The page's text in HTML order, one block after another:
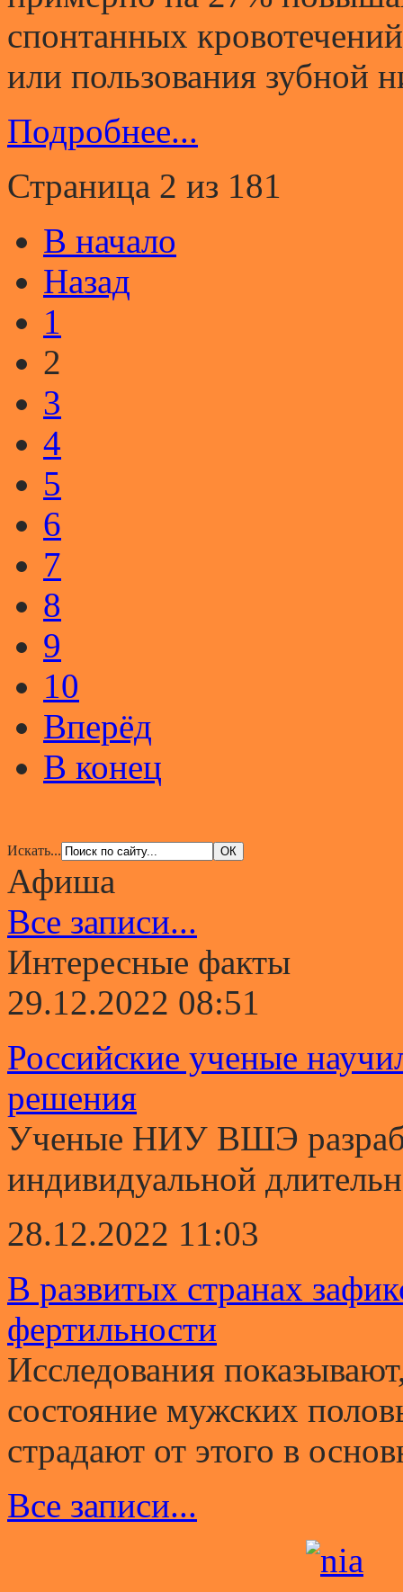
спонтанных
или пользования зубной
Подробнее...
Страница 2 из 181
В начало
Назад
1
2
3
4
5
6
7
8
9
10
Вперёд
В конец
Искать...
Афиша
Все записи...
Интересные факты
29.12.2022 08:51
Российские ученые
решения
Ученые НИУ ВШЭ
индивидуальной
28.12.2022 11:03
В развитых странах
фертильности
Исследования
состояние мужских
страдают от этого в
Все записи...